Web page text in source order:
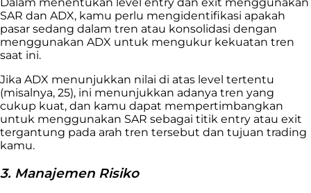
Dalam menentukan level entry dan exit menggunakan
SAR dan ADX, kamu perlu mengidentifikasi apakah
pasar sedang dalam tren atau konsolidasi dengan
menggunakan ADX untuk mengukur kekuatan tren
saat ini.
Jika ADX menunjukkan nilai di atas level tertentu
(misalnya, 25), ini menunjukkan adanya tren yang
cukup kuat, dan kamu dapat mempertimbangkan
untuk menggunakan SAR sebagai titik entry atau exit
tergantung pada arah tren tersebut dan tujuan trading
kamu.
3. Manajemen Risiko